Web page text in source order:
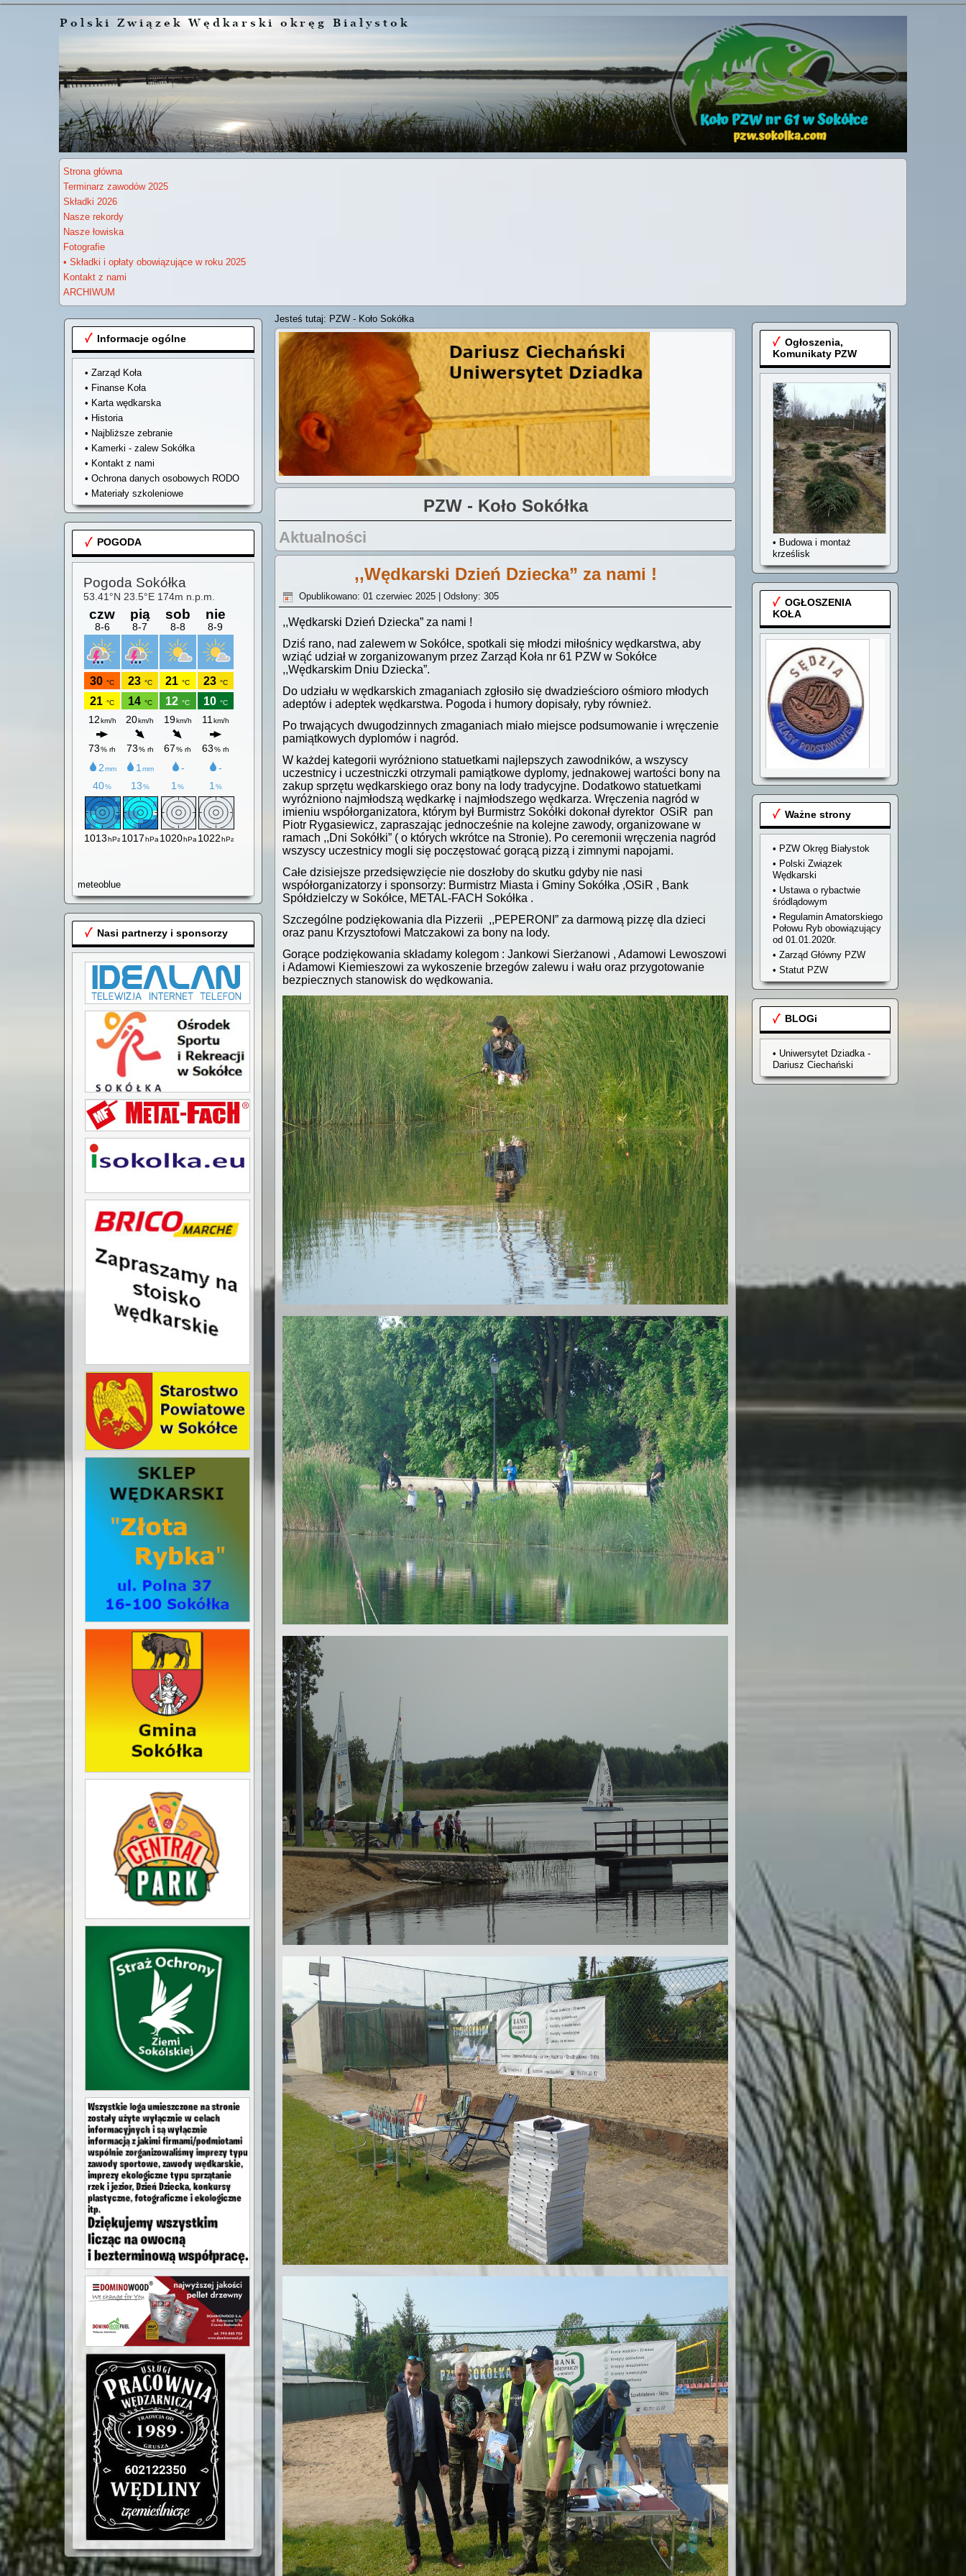
Strona główna
Terminarz zawodów 2025
Składki 2026
Nasze rekordy
Nasze łowiska
Fotografie
• Składki i opłaty obowiązujące w roku 2025
Kontakt z nami
ARCHIWUM
Informacje ogólne
• Zarząd Koła
• Finanse Koła
• Karta wędkarska
• Historia
• Najbliższe zebranie
• Kamerki - zalew Sokółka
• Kontakt z nami
• Ochrona danych osobowych RODO
• Materiały szkoleniowe
POGODA
meteoblue
Nasi partnerzy i sponsorzy
Jesteś tutaj: PZW - Koło Sokółka
PZW - Koło Sokółka
Aktualności
,,Wędkarski Dzień Dziecka” za nami !
Opublikowano: 01 czerwiec 2025 Odsłony: 305
,,Wędkarski Dzień Dziecka” za nami !
Dziś rano, nad zalewem w Sokółce, spotkali się młodzi miłośnicy wędkarstwa, aby
wziąć udział w zorganizowanym przez Zarząd Koła nr 61 PZW w Sokółce
,,Wędkarskim Dniu Dziecka”.
Do udziału w wędkarskich zmaganiach zgłosiło się dwadzieścioro ośmioro młodych
adeptów i adeptek wędkarstwa. Pogoda i humory dopisały, ryby również.
Po trwających dwugodzinnych zmaganiach miało miejsce podsumowanie i wręczenie
pamiątkowych dyplomów i nagród.
W każdej kategorii wyróżniono statuetkami najlepszych zawodników, a wszyscy
uczestnicy i uczestniczki otrzymali pamiątkowe dyplomy, jednakowej wartości bony na
zakup sprzętu wędkarskiego oraz bony na lody tradycyjne. Dodatkowo statuetkami
wyróżniono najmłodszą wędkarkę i najmłodszego wędkarza. Wręczenia nagród w
imieniu współorganizatora, którym był Burmistrz Sokółki dokonał dyrektor OSiR pan
Piotr Rygasiewicz, zapraszając jednocześnie na kolejne zawody, organizowane w
ramach ,,Dni Sokółki” ( o których wkrótce na Stronie). Po ceremonii wręczenia nagród
wszyscy uczestnicy mogli się poczęstować gorącą pizzą i zimnymi napojami.
Całe dzisiejsze przedsięwzięcie nie doszłoby do skutku gdyby nie nasi
współorganizatorzy i sponsorzy: Burmistrz Miasta i Gminy Sokółka ,OSiR , Bank
Spółdzielczy w Sokółce, METAL-FACH Sokółka .
Szczególne podziękowania dla Pizzerii ,,PEPERONI” za darmową pizzę dla dzieci
oraz panu Krzysztofowi Matczakowi za bony na lody.
Gorące podziękowania składamy kolegom : Jankowi Sierżanowi , Adamowi Lewoszowi
i Adamowi Kiemieszowi za wykoszenie brzegów zalewu i wału oraz przygotowanie
bezpiecznych stanowisk do wędkowania.
Ogłoszenia,
Komunikaty PZW
• Budowa i montaż
krześlisk
OGŁOSZENIA
KOŁA
Przyjmujemy zgłoszenia
wędkarskich klasy
podstawowej
Ważne strony
• PZW Okręg Białystok
• Polski Związek
Wędkarski
• Ustawa o rybactwie
śródlądowym
• Regulamin Amatorskiego
Połowu Ryb obowiązujący
od 01.01.2020r.
• Zarząd Główny PZW
• Statut PZW
BLOGi
• Uniwersytet Dziadka -
Dariusz Ciechański